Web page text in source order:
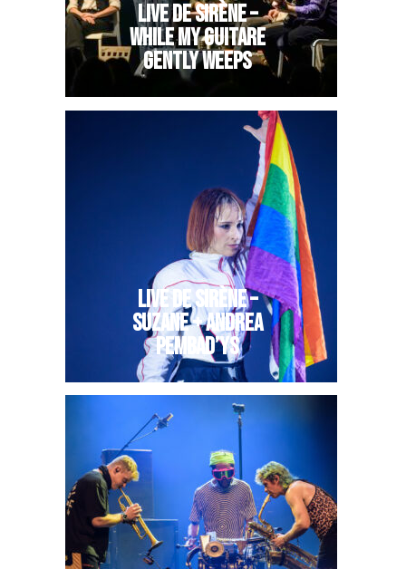
LIVE DE SIRÈNE –
WHILE MY GUITARE
GENTLY WEEPS
LIVE DE SIRÈNE –
SUZANE + ANDREA
PEMBAD’YS